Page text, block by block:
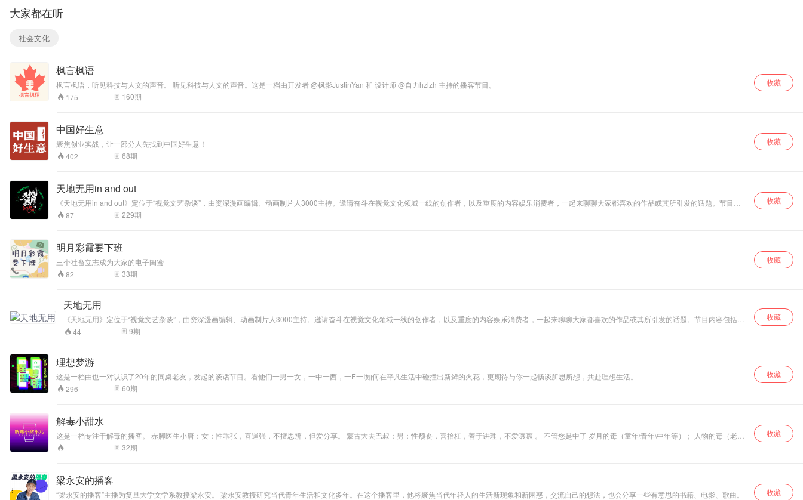
的日子里，一起扔
一个快乐的砖头
动：
看公众号了解节目
故事：四维空间
Radio
从创立的源起，游
戏的内核着手，细
大家都在听
社会文化
枫言枫语
枫言枫语，听见科技与人文的声音。 听见科技与人文的声音。这是一档由开发者 @枫影JustinYan 和 设计师 @自力hzlzh 主持的播客节目。
175
160期
收藏
中国好生意
聚焦创业实战，让一部分人先找到中国好生意！
402
68期
收藏
天地无用in and out
《天地无用in and out》定位于“视觉文艺杂谈”，由资深漫画编辑、动画制片人3000主持。邀请奋斗在视觉文化领域一线的创作者，以及重度的内容娱乐消费者，一起来聊聊大家都喜欢的作品或其所引发的话题。节目内
容包括但不限于动漫游戏、小说电影、衣食住行、兴趣爱好。
87 229期
收藏
明月彩霞要下班
三个社畜立志成为大家的电子闺蜜
82
33期
收藏
天地无用
《天地无用》定位于“视觉文艺杂谈”，由资深漫画编辑、动画制片人3000主持。邀请奋斗在视觉文化领域一线的创作者，以及重度的内容娱乐消费者，一起来聊聊大家都喜欢的作品或其所引发的话题。节目内容包括但
不限于动漫游戏、小说电影、衣食住行、兴趣爱好。
44 9期
收藏
理想梦游
这是一档由也一对认识了20年的同桌老友，发起的谈话节目。看他们一男一女，一中一西，一E一I如何在平凡生活中碰撞出新鲜的火花，更期待与你一起畅谈所思所想，共赴理想生活。
296
60期
收藏
解毒小甜水
这是一档专注于解毒的播客。 赤脚医生小唐：女；性乖张，喜逞强，不擅思辨，但爱分享。 蒙古大夫巴叔：男；性颓丧，喜抬杠，善于讲理，不爱嚷嚷 。 不管您是中了 岁月的毒（童年\青年\中年等）； 人物的毒（老婆
\老爹\老板等）； 东西的毒（宠物\家具\电脑等）； 事情的毒（结婚\上学\毕业等）； 。。。 在每一个浑身发紫的时刻，一定要努力灌下一杯小甜水儿，可以是楼下买的可乐，也可也是我们的野路子播客，只要能解毒就
行。 同时，如果您有奇妙的中毒体验和\或家传的解毒妙方，也欢迎和我们分享。 邮箱：kitty5848@126.com
-- 32期
收藏
梁永安的播客
“梁永安的播客”主播为复旦大学文学系教授梁永安。 梁永安教授研究当代青年生活和文化多年。在这个播客里，他将聚焦当代年轻人的生活新现象和新困惑，交流自己的想法，也会分享一些有意思的书籍、电影、歌曲。
收藏